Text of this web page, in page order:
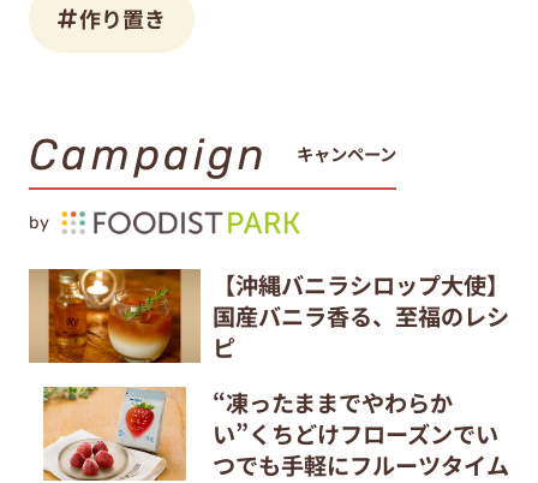
作り置き
Campaign キャンペーン
by
【沖縄バニラシロップ大使】
国産バニラ香る、至福のレシ
ピ
“凍ったままでやわらか
い”くちどけフローズンでい
つでも手軽にフルーツタイム